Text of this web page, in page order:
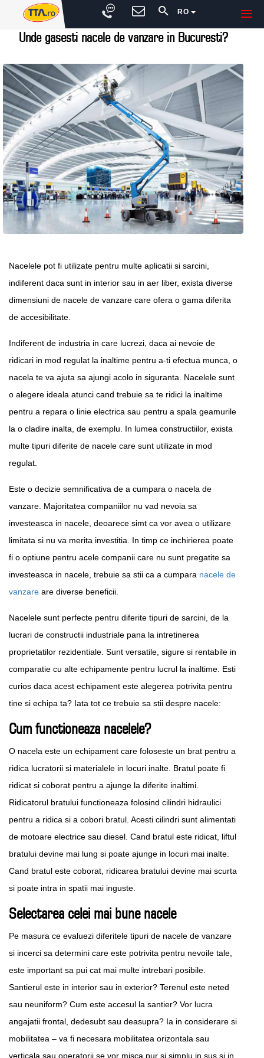
RO
Unde gasesti nacele de vanzare in Bucuresti?
Nacelele pot fi utilizate pentru multe aplicatii si sarcini,
indiferent daca sunt in interior sau in aer liber, exista diverse
dimensiuni de nacele de vanzare care ofera o gama diferita
de accesibilitate.
Indiferent de industria in care lucrezi, daca ai nevoie de
ridicari in mod regulat la inaltime pentru a-ti efectua munca, o
nacela te va ajuta sa ajungi acolo in siguranta. Nacelele sunt
o alegere ideala atunci cand trebuie sa te ridici la inaltime
pentru a repara o linie electrica sau pentru a spala geamurile
la o cladire inalta, de exemplu. In lumea constructiilor, exista
multe tipuri diferite de nacele care sunt utilizate in mod
regulat.
Este o decizie semnificativa de a cumpara o nacela de
vanzare. Majoritatea companiilor nu vad nevoia sa
investeasca in nacele, deoarece simt ca vor avea o utilizare
limitata si nu va merita investitia. In timp ce inchirierea poate
fi o optiune pentru acele companii care nu sunt pregatite sa
investeasca in nacele, trebuie sa stii ca a cumpara nacele de
vanzare are diverse beneficii.
Nacelele sunt perfecte pentru diferite tipuri de sarcini, de la
lucrari de constructii industriale pana la intretinerea
proprietatilor rezidentiale. Sunt versatile, sigure si rentabile in
comparatie cu alte echipamente pentru lucrul la inaltime. Esti
curios daca acest echipament este alegerea potrivita pentru
tine si echipa ta? Iata tot ce trebuie sa stii despre nacele:
Cum functioneaza nacelele?
O nacela este un echipament care foloseste un brat pentru a
ridica lucratorii si materialele in locuri inalte. Bratul poate fi
ridicat si coborat pentru a ajunge la diferite inaltimi.
Ridicatorul bratului functioneaza folosind cilindri hidraulici
pentru a ridica si a cobori bratul. Acesti cilindri sunt alimentati
de motoare electrice sau diesel. Cand bratul este ridicat, liftul
bratului devine mai lung si poate ajunge in locuri mai inalte.
Cand bratul este coborat, ridicarea bratului devine mai scurta
si poate intra in spatii mai inguste.
Selectarea celei mai bune nacele
Pe masura ce evaluezi diferitele tipuri de nacele de vanzare
si incerci sa determini care este potrivita pentru nevoile tale,
este important sa pui cat mai multe intrebari posibile.
Santierul este in interior sau in exterior? Terenul este neted
sau neuniform? Cum este accesul la santier? Vor lucra
angajatii frontal, dedesubt sau deasupra? Ia in considerare si
mobilitatea – va fi necesara mobilitatea orizontala sau
verticala sau operatorii se vor misca pur si simplu in sus si in